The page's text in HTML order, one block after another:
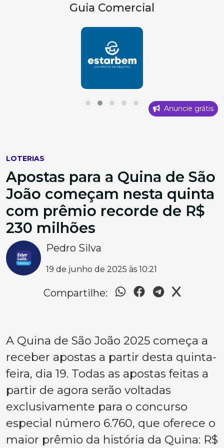
Guia Comercial
Anuncie grátis
LOTERIAS
Apostas para a Quina de São
João começam nesta quinta
com prêmio recorde de R$
230 milhões
Pedro Silva
19 de junho de 2025 às 10:21
Compartilhe:
A Quina de São João 2025 começa a
receber apostas a partir desta quinta-
feira, dia 19. Todas as apostas feitas a
partir de agora serão voltadas
exclusivamente para o concurso
especial número 6.760, que oferece o
maior prêmio da história da Quina: R$